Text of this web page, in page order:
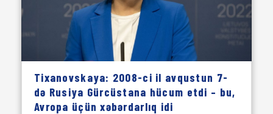
Tixanovskaya: 2008-ci il avqustun 7-
də Rusiya Gürcüstana hücum etdi – bu,
Avropa üçün xəbərdarlıq idi